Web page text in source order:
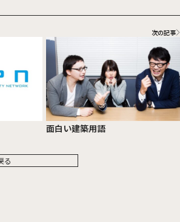
る
次の記事
面白い建築用語